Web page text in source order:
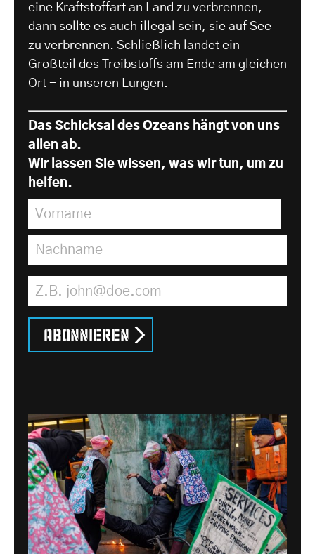
eine Kraftstoffart an Land zu verbrennen,
dann sollte es auch illegal sein, sie auf See
zu verbrennen. Schließlich landet ein
Großteil des Treibstoffs am Ende am gleichen
Ort - in unseren Lungen.
Das Schicksal des Ozeans hängt von uns
allen ab.
Wir lassen Sie wissen, was wir tun, um zu
helfen.
Vorname
Nachname
E-Mail Adresse
Abonnieren